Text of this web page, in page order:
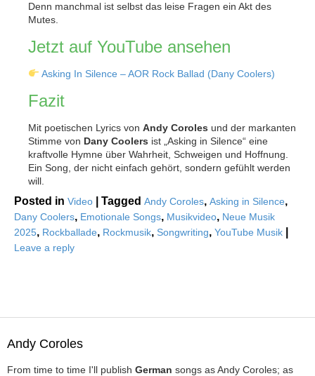
Denn manchmal ist selbst das leise Fragen ein Akt des
Mutes.
Jetzt auf YouTube ansehen
Asking In Silence – AOR Rock Ballad (Dany Coolers)
Fazit
Mit poetischen Lyrics von Andy Coroles und der markanten
Stimme von Dany Coolers ist „Asking in Silence“ eine
kraftvolle Hymne über Wahrheit, Schweigen und Hoffnung.
Ein Song, der nicht einfach gehört, sondern gefühlt werden
will.
Posted in Video Tagged Andy Coroles, Asking in Silence,
Dany Coolers, Emotionale Songs, Musikvideo, Neue Musik
2025, Rockballade, Rockmusik, Songwriting, YouTube Musik
Leave a reply
Andy Coroles
From time to time I'll publish German songs as Andy Coroles; as